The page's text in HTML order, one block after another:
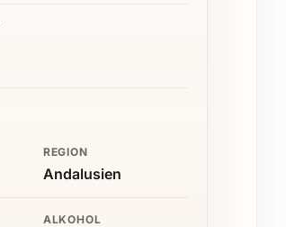
REGION
Andalusien
ALKOHOL